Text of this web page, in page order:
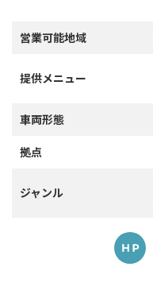
営業可能地域
提供メニュー
車両形態
拠点
ジャンル